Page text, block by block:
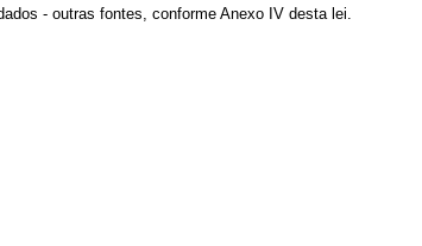
- outras fontes, conforme Anexo IV desta lei.